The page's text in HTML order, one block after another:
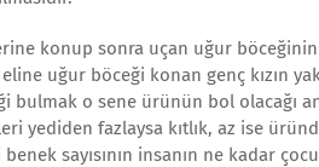
konup sonra uçan uğur
uğur böceği konan genç kızın
bulmak o sene ürünün bol olacağı
yediden fazlaysa kıtlık, az ise
sayısının insanın ne kadar